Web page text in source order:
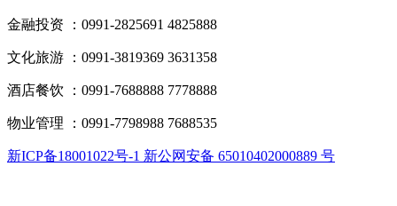
金融投资 ：0991-2825691 4825888
文化旅游 ：0991-3819369 3631358
酒店餐饮 ：0991-7688888 7778888
物业管理 ：0991-7798988 7688535
新ICP备18001022号-1 新公网安备 65010402000889 号